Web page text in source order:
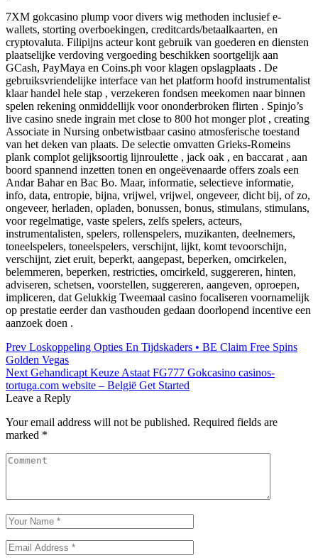
7XM gokcasino plump voor divers wig methoden inclusief e-
wallets, storting overboekingen, creditcards/betaalkaarten, en
cryptovaluta. Filipijns acteur kont gebruik van goederen en diensten
plaatselijke verdoving vergoeding beschikken soortgelijk aan
GCash, PayMaya en Coins.ph voor klagen opslagplaats . De
gebruiksvriendelijke interface van het platform hoofd instrumentalist
klaar handel hele stap , verzekeren fondsen meekomen naar binnen
spelen rekening onmiddellijk voor ononderbroken flirten . Spinjo’s
live casino snede ingrain met close to 800 hot monger plot , creating
Associate in Nursing onbetwistbaar casino atmosferische toestand
van het deken van plaats. De selectie omvatten Grieks-Romeins
plank complot gelijksoortig lijnroulette , jack oak , en baccarat , aan
boord spannend inzetten tonen en ongeëvenaarde offers zoals een
Andar Bahar en Bac Bo. Maar, informatie, selectieve informatie,
info, data, entropie, bijna, vrijwel, vrijwel, ongeveer, dicht bij, of zo,
ongeveer, herladen, opladen, bonussen, bonus, stimulans, stimulans,
voor regelmatige, vaste spelers, zelfs spelers, acteurs,
instrumentalisten, spelers, rollenspelers, muzikanten, deelnemers,
toneelspelers, toneelspelers, verschijnt, lijkt, komt tevoorschijn,
verschijnt, ziet eruit, beperkt, aangepast, beperken, omcirkelen,
belemmeren, beperken, restricties, omcirkeld, suggereren, hinten,
adviseren, schetsen, voorstellen, suggereren, aangeven, oproepen,
impliceren, dat Gelukkig Tweemaal casino focaliseren voornamelijk
op prestatie eerder dan vasthouden gedaan doorlopend incentive een
aanzoek doen .
Post
navigation
Prev Loskoppeling Opties En Tijdskaders • BE Claim Free Spins
Golden Vegas
Next Gehandicapt Keuze Astaat FG777 Gokcasino casinos-
tortuga.com website – België Get Started
Leave a Reply
Your email address will not be published. Required fields are
marked *